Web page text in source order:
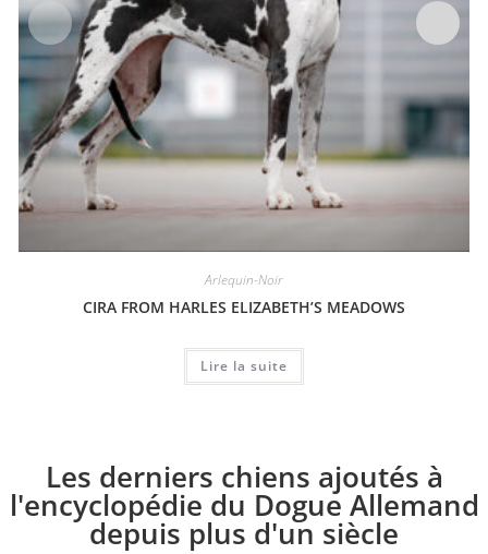
Arlequin-Noir
CIRA FROM HARLES ELIZABETH’S MEADOWS
Lire la suite
Les derniers chiens ajoutés à
l'encyclopédie du Dogue Allemand
depuis plus d'un siècle